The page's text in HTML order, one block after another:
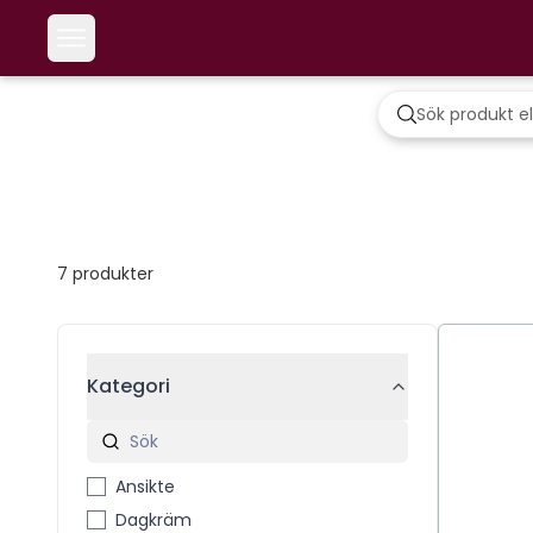
7 produkter
Kategori
Ansikte
Dagkräm